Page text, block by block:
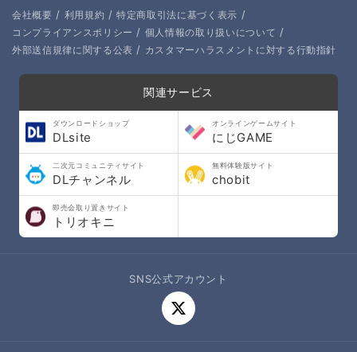
会社概要 / 利用規約 / 特定商取引法に基づく表示 /
コンプライアンスポリシー / 個人情報の取り扱いについて /
外部送信規律に関する公表 / カスタマーハラスメントに対する行動指針
関連サービス
ダウンロードショップ
DLsite
オンラインゲームサイト
にじGAME
二次元コミュニティサイト
DLチャンネル
無料体験版サイト
chobit
即売会取り置きサイト
トリオキニ
SNS公式アカウント